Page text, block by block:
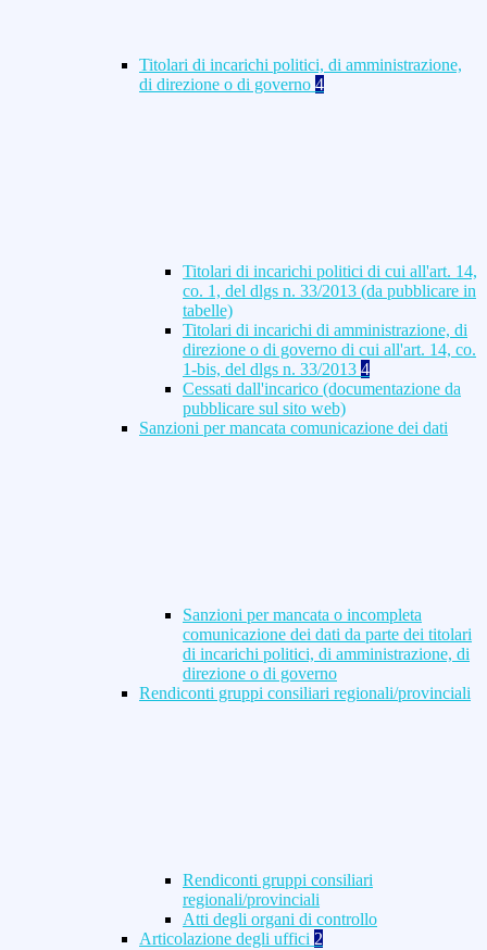
Titolari di incarichi politici, di amministrazione,
di direzione o di governo 4
Titolari di incarichi politici di cui all'art. 14,
co. 1, del dlgs n. 33/2013 (da pubblicare in
tabelle)
Titolari di incarichi di amministrazione, di
direzione o di governo di cui all'art. 14, co.
1-bis, del dlgs n. 33/2013 4
Cessati dall'incarico (documentazione da
pubblicare sul sito web)
Sanzioni per mancata comunicazione dei dati
Sanzioni per mancata o incompleta
comunicazione dei dati da parte dei titolari
di incarichi politici, di amministrazione, di
direzione o di governo
Rendiconti gruppi consiliari regionali/provinciali
Rendiconti gruppi consiliari
regionali/provinciali
Atti degli organi di controllo
Articolazione degli uffici 2